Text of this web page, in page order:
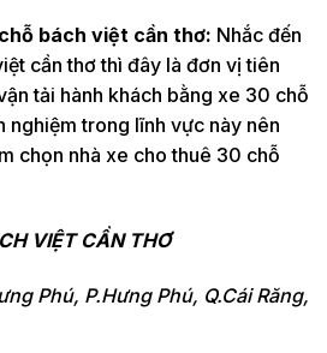
bách việt cần thơ: Nhắc đến
cần thơ thì đây là đơn vị tiên
tải hành khách bằng xe 30 chỗ
nghiệm trong lĩnh vực này nên
chọn nhà xe cho thuê 30 chỗ
VIỆT CẦN THƠ
Phú, P.Hưng Phú, Q.Cái Răng,